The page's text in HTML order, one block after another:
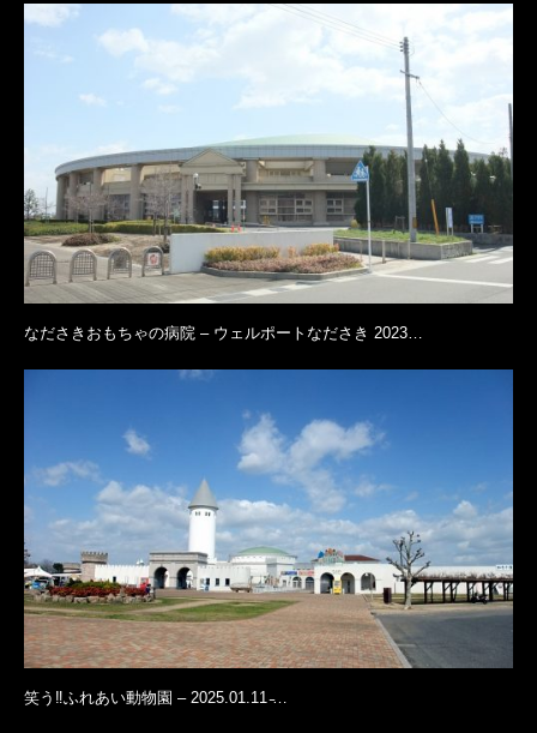
なださきおもちゃの病院 – ウェルポートなださき 2023…
笑う‼ふれあい動物園 – 2025.01.11 ̵…